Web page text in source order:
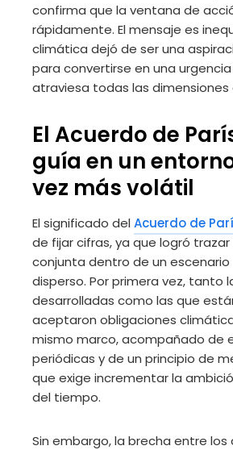
confirma que la ventana de
rápidamente. El mensaje es
climática dejó de ser una
para convertirse en una
atraviesa todas las dimensiones
El Acuerdo de
guía en un
vez más volátil
El significado del Acuerdo de
de fijar cifras, ya que logró
conjunta dentro de un
disperso. Por primera vez, tanto
desarrolladas como las que
aceptaron obligaciones
mismo marco, acompañado de
periódicas y de un principio de
que exige incrementar la
del tiempo.
Sin embargo, la brecha entre